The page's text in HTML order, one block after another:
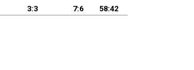
3:3 7:6 58:42